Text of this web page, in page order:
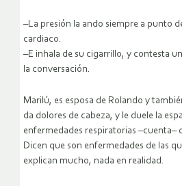
–La presión la ando siempre a punto
cardiaco.
–E inhala de su cigarrillo, y contesta
la conversación.
Marilú, es esposa de Rolando y
da dolores de cabeza, y le duele la
enfermedades respiratorias –cuenta–
Dicen que son enfermedades de las
explican mucho, nada en realidad.